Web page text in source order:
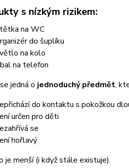
s nízkým rizikem:
na WC
do šuplíku
na kolo
na telefon
jedná o jednoduchý předmět,
do kontaktu s pokožkou
určen pro děti
se
hořlavý
je menší (i když stále existuje).